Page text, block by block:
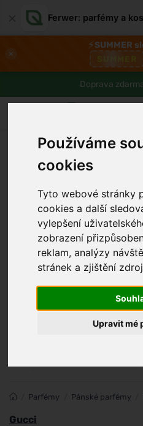
Používáme
cookies
Tyto webové stránky
cookies a další
vylepšení
zobrazení
reklam, analýzy
stránek a zjištění
Upravit mé
Ferwer: parfémy a
×
⚡SUMMER
Doprava
Parfémy Pánské parfémy
Gucci